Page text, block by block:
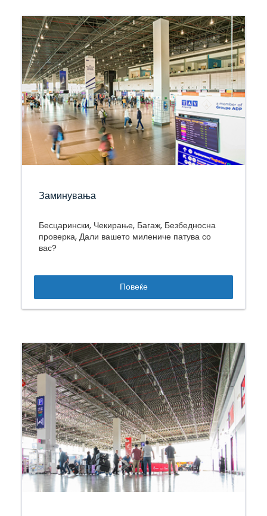
Заминувања
Бесцарински, Чекирање, Багаж, Безбедносна
проверка, Дали вашето милениче патува со
вас?
Повеќе